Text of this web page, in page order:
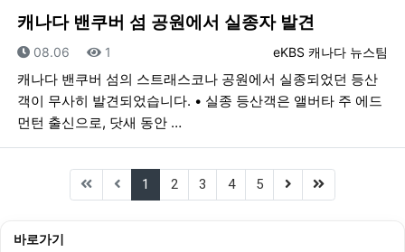
캐나다 밴쿠버 섬 공원에서 실종자 발견
등록자
eKBS 캐나다 뉴스팀
등록일
08.06 조회
1
캐나다 밴쿠버 섬의 스트래스코나 공원에서 실종되었던 등산
객이 무사히 발견되었습니다. • 실종 등산객은 앨버타 주 에드
먼턴 출신으로, 닷새 동안 …
1 (current)
2 3 4 5 (next)(last)
바로가기